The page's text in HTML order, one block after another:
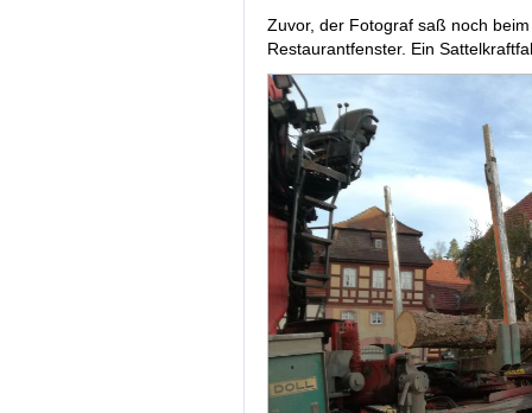
Zuvor, der Fotograf saß noch
Restaurantfenster. Ein